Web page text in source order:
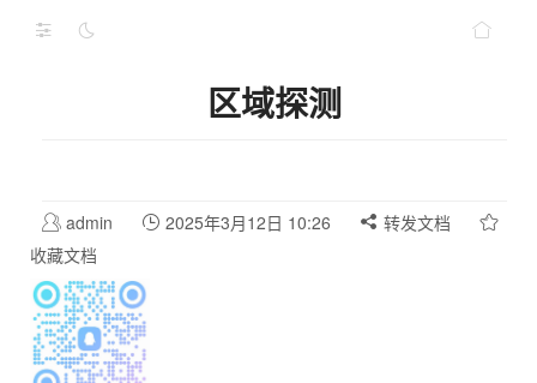
区域探测
admin 2025年3月12日 10:26
转发文档
收藏文档